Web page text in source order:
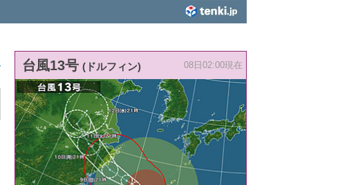
台風13号 (ドルフィン) 08日02:00現在